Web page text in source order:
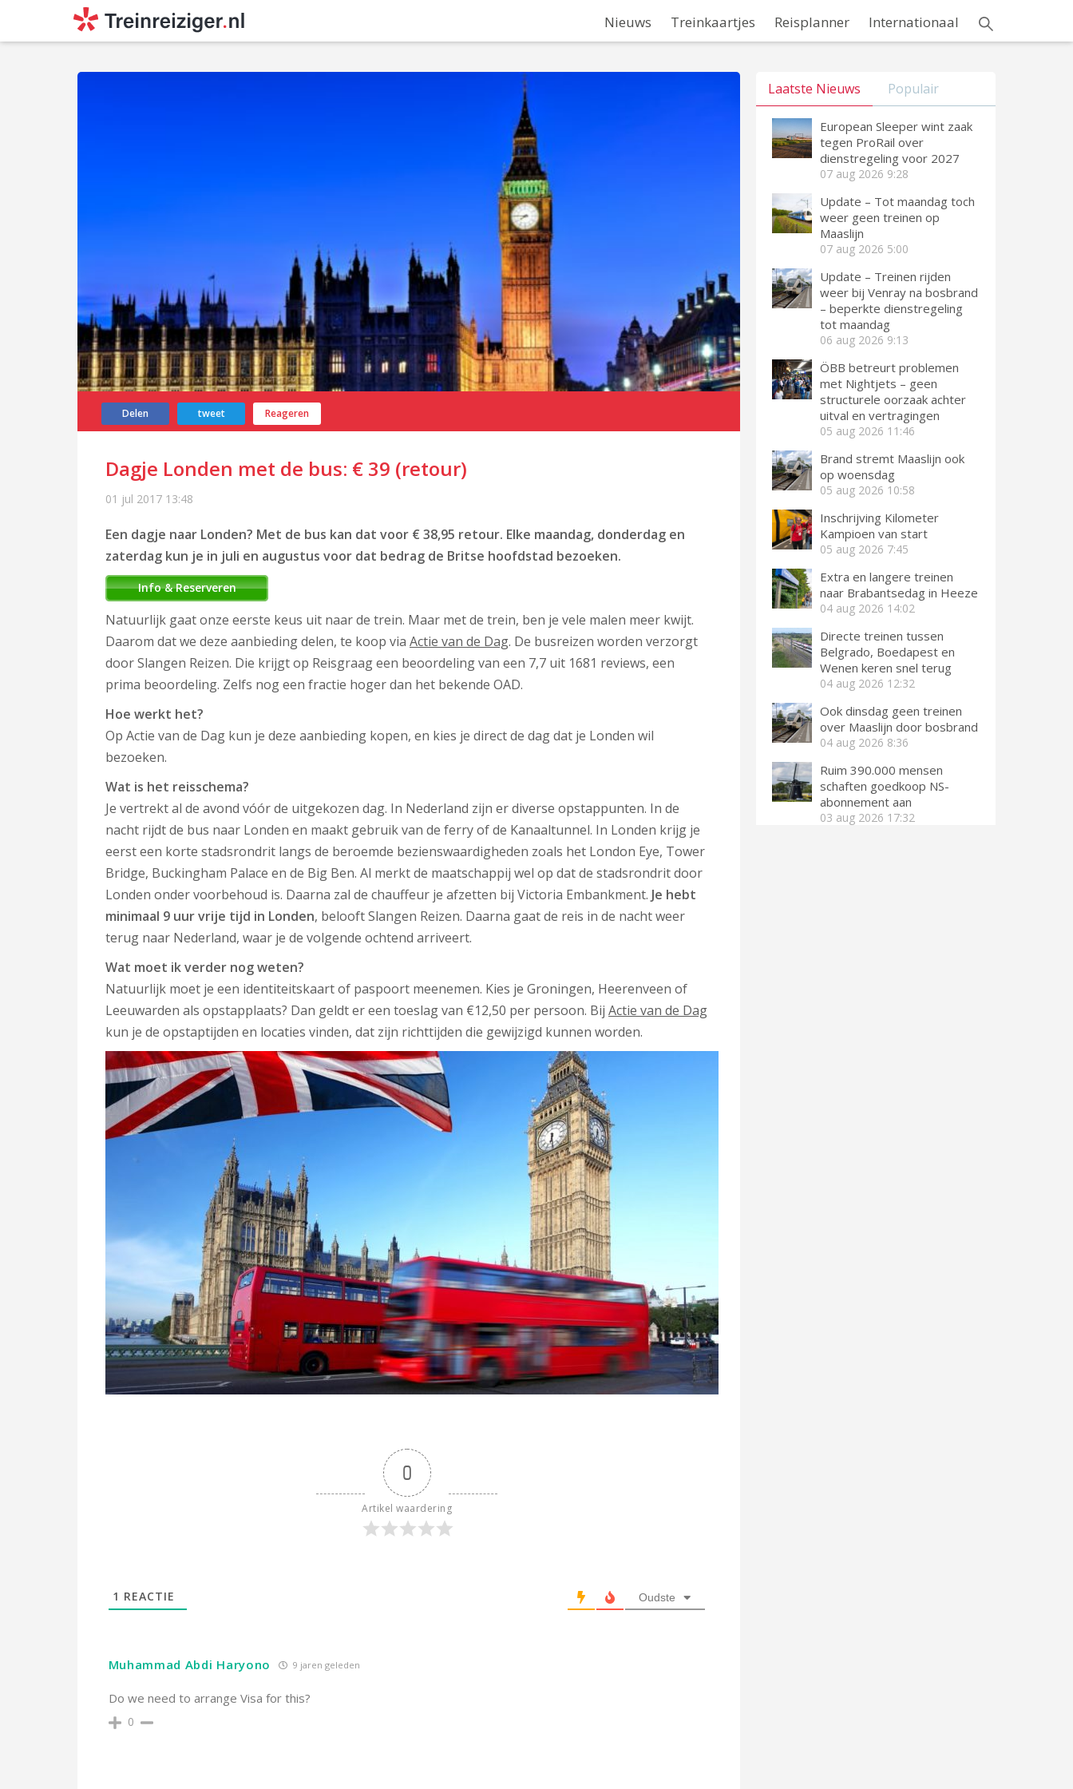
Nieuws Treinkaartjes Reisplanner Internationaal
Delen tweet Reageren
Dagje Londen met de bus: € 39 (retour)
01 jul 2017 13:48
Een dagje naar Londen? Met de bus kan dat voor € 38,95 retour. Elke maandag, donderdag en
zaterdag kun je in juli en augustus voor dat bedrag de Britse hoofdstad bezoeken.
Info & Reserveren
Natuurlijk gaat onze eerste keus uit naar de trein. Maar met de trein, ben je vele malen meer kwijt.
Daarom dat we deze aanbieding delen, te koop via Actie van de Dag. De busreizen worden verzorgt
door Slangen Reizen. Die krijgt op Reisgraag een beoordeling van een 7,7 uit 1681 reviews, een
prima beoordeling. Zelfs nog een fractie hoger dan het bekende OAD.
Hoe werkt het?
Op Actie van de Dag kun je deze aanbieding kopen, en kies je direct de dag dat je Londen wil
bezoeken.
Wat is het reisschema?
Je vertrekt al de avond vóór de uitgekozen dag. In Nederland zijn er diverse opstappunten. In de
nacht rijdt de bus naar Londen en maakt gebruik van de ferry of de Kanaaltunnel. In Londen krijg je
eerst een korte stadsrondrit langs de beroemde bezienswaardigheden zoals het London Eye, Tower
Bridge, Buckingham Palace en de Big Ben. Al merkt de maatschappij wel op dat de stadsrondrit door
Londen onder voorbehoud is. Daarna zal de chauffeur je afzetten bij Victoria Embankment. Je hebt
minimaal 9 uur vrije tijd in Londen, belooft Slangen Reizen. Daarna gaat de reis in de nacht weer
terug naar Nederland, waar je de volgende ochtend arriveert.
Wat moet ik verder nog weten?
Natuurlijk moet je een identiteitskaart of paspoort meenemen. Kies je Groningen, Heerenveen of
Leeuwarden als opstapplaats? Dan geldt er een toeslag van €12,50 per persoon. Bij Actie van de Dag
kun je de opstaptijden en locaties vinden, dat zijn richttijden die gewijzigd kunnen worden.
0
Artikel waardering
1 REACTIE Oudste
Muhammad Abdi Haryono 9 jaren geleden
Do we need to arrange Visa for this?
0
Laatste Nieuws Populair
European Sleeper wint zaak
tegen ProRail over
dienstregeling voor 2027
07 aug 2026 9:28
Update – Tot maandag toch
weer geen treinen op
Maaslijn
07 aug 2026 5:00
Update – Treinen rijden
weer bij Venray na bosbrand
– beperkte dienstregeling
tot maandag
06 aug 2026 9:13
ÖBB betreurt problemen
met Nightjets – geen
structurele oorzaak achter
uitval en vertragingen
05 aug 2026 11:46
Brand stremt Maaslijn ook
op woensdag
05 aug 2026 10:58
Inschrijving Kilometer
Kampioen van start
05 aug 2026 7:45
Extra en langere treinen
naar Brabantsedag in Heeze
04 aug 2026 14:02
Directe treinen tussen
Belgrado, Boedapest en
Wenen keren snel terug
04 aug 2026 12:32
Ook dinsdag geen treinen
over Maaslijn door bosbrand
04 aug 2026 8:36
Ruim 390.000 mensen
schaften goedkoop NS-
abonnement aan
03 aug 2026 17:32